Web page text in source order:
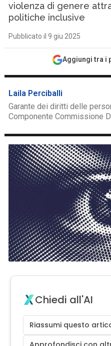
violenza di genere
politiche inclusive
Pubblicato il 9 giu 2025
Aggiungi tra i
Laila Perciballi
Garante dei diritti delle
Componente Commissione
Chiedi all'AI
Riassumi questo